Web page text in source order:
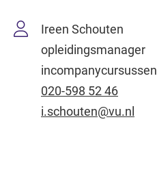
Ireen Schouten
opleidingsmanager
incompanycursussen
020-598 52 46
i.schouten@vu.nl